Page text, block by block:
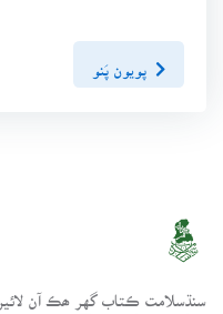
پويون پَنو